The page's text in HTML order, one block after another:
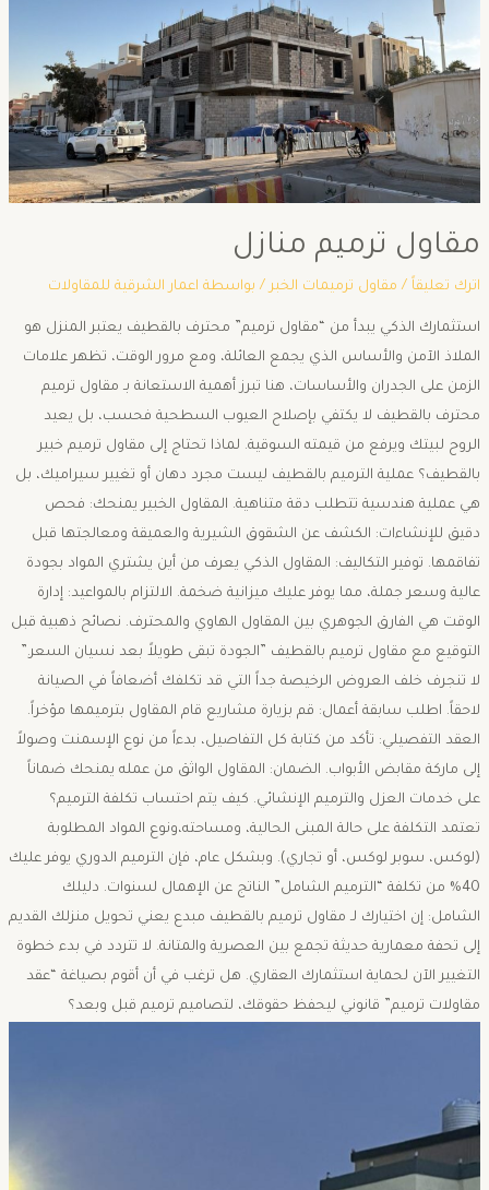
مقاول ترميم منازل
اترك تعليقاً / مقاول ترميمات الخبر / بواسطة اعمار الشرقية للمقاولات
استثمارك الذكي يبدأ من “مقاول ترميم” محترف بالقطيف ​يعتبر المنزل هو
الملاذ الآمن والأساس الذي يجمع العائلة، ومع مرور الوقت، تظهر علامات
الزمن على الجدران والأساسات، هنا تبرز أهمية الاستعانة بـ مقاول ترميم
محترف بالقطيف لا يكتفي بإصلاح العيوب السطحية فحسب، بل يعيد
الروح لبيتك ويرفع من قيمته السوقية. ​لماذا تحتاج إلى مقاول ترميم خبير
بالقطيف؟ ​عملية الترميم بالقطيف ليست مجرد دهان أو تغيير سيراميك، بل
هي عملية هندسية تتطلب دقة متناهية. المقاول الخبير يمنحك: ​فحص
دقيق للإنشاءات: الكشف عن الشقوق الشيرية والعميقة ومعالجتها قبل
تفاقمها. ​توفير التكاليف: المقاول الذكي يعرف من أين يشتري المواد بجودة
عالية وسعر جملة، مما يوفر عليك ميزانية ضخمة. ​الالتزام بالمواعيد: إدارة
الوقت هي الفارق الجوهري بين المقاول الهاوي والمحترف. نصائح ذهبية قبل
التوقيع مع مقاول ترميم بالقطيف ​”الجودة تبقى طويلاً بعد نسيان السعر.”
لا تنجرف خلف العروض الرخيصة جداً التي قد تكلفك أضعافاً في الصيانة
لاحقاً. ​اطلب سابقة أعمال: قم بزيارة مشاريع قام المقاول بترميمها مؤخراً. ​
العقد التفصيلي: تأكد من كتابة كل التفاصيل، بدءاً من نوع الإسمنت وصولاً
إلى ماركة مقابض الأبواب. ​الضمان: المقاول الواثق من عمله يمنحك ضماناً
على خدمات العزل والترميم الإنشائي. ​كيف يتم احتساب تكلفة الترميم؟ ​
تعتمد التكلفة على حالة المبنى الحالية، ومساحته،ونوع المواد المطلوبة
(لوكس، سوبر لوكس، أو تجاري). وبشكل عام، فإن الترميم الدوري يوفر عليك
40% من تكلفة “الترميم الشامل” الناتج عن الإهمال لسنوات. دليلك
الشامل: ​إن اختيارك لـ مقاول ترميم بالقطيف مبدع يعني تحويل منزلك القديم
إلى تحفة معمارية حديثة تجمع بين العصرية والمتانة. لا تتردد في بدء خطوة
التغيير الآن لحماية استثمارك العقاري. ​هل ترغب في أن أقوم بصياغة “عقد
مقاولات ترميم” قانوني ليحفظ حقوقك، لتصاميم ترميم قبل وبعد؟